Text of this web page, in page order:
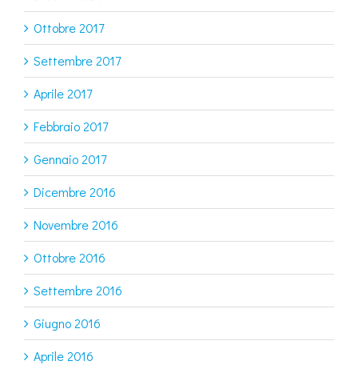
Ottobre 2017
Settembre 2017
Aprile 2017
Febbraio 2017
Gennaio 2017
Dicembre 2016
Novembre 2016
Ottobre 2016
Settembre 2016
Giugno 2016
Aprile 2016